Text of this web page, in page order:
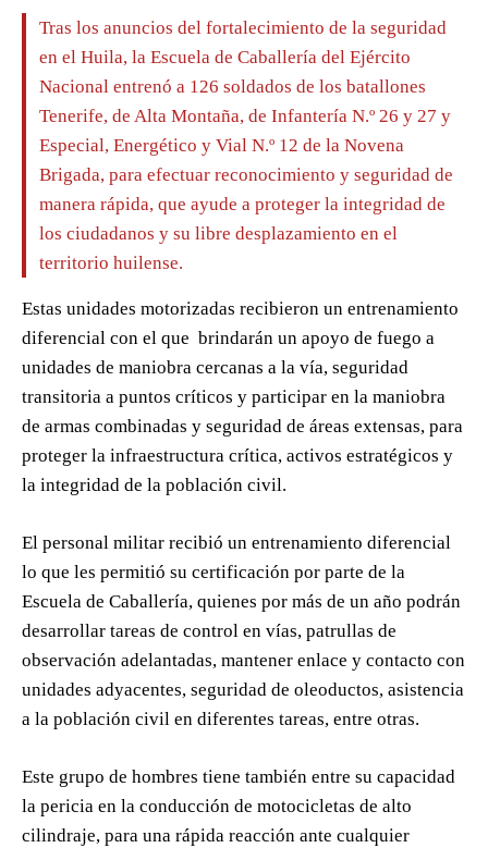
Tras los anuncios del fortalecimiento de la seguridad
en el Huila, la Escuela de Caballería del Ejército
Nacional entrenó a 126 soldados de los batallones
Tenerife, de Alta Montaña, de Infantería N.º 26 y 27 y
Especial, Energético y Vial N.º 12 de la Novena
Brigada, para efectuar reconocimiento y seguridad de
manera rápida, que ayude a proteger la integridad de
los ciudadanos y su libre desplazamiento en el
territorio huilense.
Estas unidades motorizadas recibieron un entrenamiento
diferencial con el que brindarán un apoyo de fuego a
unidades de maniobra cercanas a la vía, seguridad
transitoria a puntos críticos y participar en la maniobra
de armas combinadas y seguridad de áreas extensas, para
proteger la infraestructura crítica, activos estratégicos y
la integridad de la población civil.
El personal militar recibió un entrenamiento diferencial
lo que les permitió su certificación por parte de la
Escuela de Caballería, quienes por más de un año podrán
desarrollar tareas de control en vías, patrullas de
observación adelantadas, mantener enlace y contacto con
unidades adyacentes, seguridad de oleoductos, asistencia
a la población civil en diferentes tareas, entre otras.
Este grupo de hombres tiene también entre su capacidad
la pericia en la conducción de motocicletas de alto
cilindraje, para una rápida reacción ante cualquier